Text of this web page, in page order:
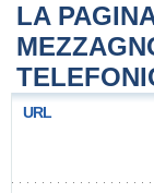
LA
URL